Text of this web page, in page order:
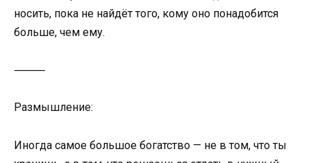
носить, пока не найдёт того, кому оно понадобится
больше, чем ему.
⸻
Размышление:
Иногда самое большое богатство — не в том, что ты